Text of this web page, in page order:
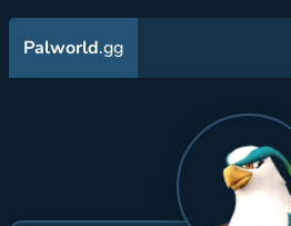
Palworld.gg